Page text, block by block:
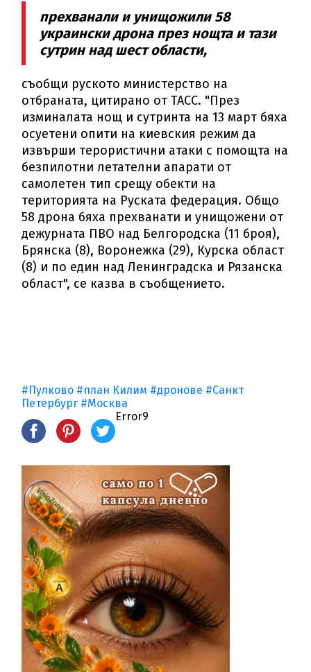
прехванали и унищожили 58
украински дрона през нощта и тази
сутрин над шест области,
съобщи руското министерство на
отбраната, цитирано от ТАСС. "През
изминалата нощ и сутринта на 13 март бяха
осуетени опити на киевския режим да
извърши терористични атаки с помощта на
безпилотни летателни апарати от
самолетен тип срещу обекти на
територията на Руската федерация. Общо
58 дрона бяха прехванати и унищожени от
дежурната ПВО над Белгородска (11 броя),
Брянска (8), Воронежка (29), Курска област
(8) и по един над Ленинградска и Рязанска
област", се казва в съобщението.
#Пулково #план Килим #дронове #Санкт
Петербург #Москва
Error9